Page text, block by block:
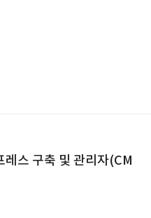
스 구축 및 관리자(CM